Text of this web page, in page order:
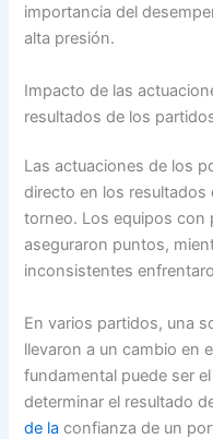
importancia del
alta presión.
Impacto de las
resultados de los
Las actuaciones de los
directo en los resultados
torneo. Los equipos con
aseguraron puntos,
inconsistentes
En varios partidos, una
llevaron a un cambio en
fundamental puede ser
determinar el resultado
de la confianza de un